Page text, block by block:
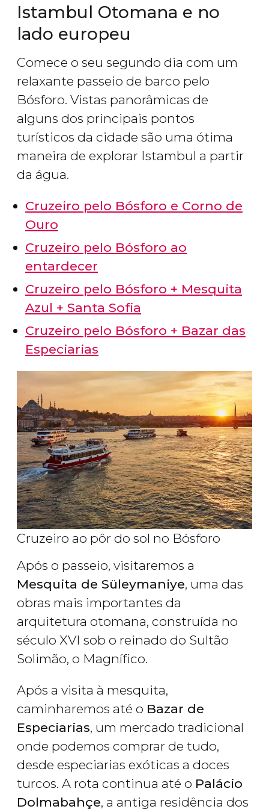
Istambul Otomana e no
lado europeu
Comece o seu segundo dia com um
relaxante passeio de barco pelo
Bósforo. Vistas panorâmicas de
alguns dos principais pontos
turísticos da cidade são uma ótima
maneira de explorar Istambul a partir
da água.
Cruzeiro pelo Bósforo e Corno de
Ouro
Cruzeiro pelo Bósforo ao
entardecer
Cruzeiro pelo Bósforo + Mesquita
Azul + Santa Sofia
Cruzeiro pelo Bósforo + Bazar das
Especiarias
Cruzeiro ao pôr do sol no Bósforo
Após o passeio, visitaremos a
Mesquita de Süleymaniye, uma das
obras mais importantes da
arquitetura otomana, construída no
século XVI sob o reinado do Sultão
Solimão, o Magnífico.
Após a visita à mesquita,
caminharemos até o Bazar de
Especiarias, um mercado tradicional
onde podemos comprar de tudo,
desde especiarias exóticas a doces
turcos. A rota continua até o Palácio
Dolmabahçe, a antiga residência dos